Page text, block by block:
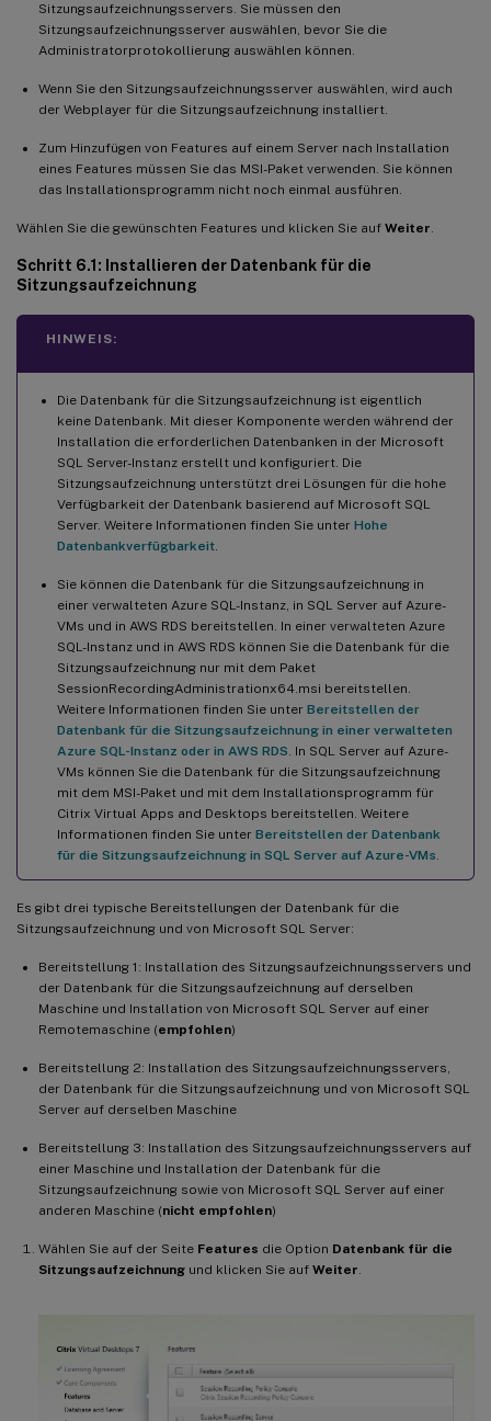
Sitzungsaufzeichnungsservers. Sie müssen den
Sitzungsaufzeichnungsserver auswählen, bevor Sie die
Administratorprotokollierung auswählen können.
Wenn Sie den Sitzungsaufzeichnungsserver auswählen, wird auch
der Webplayer für die Sitzungsaufzeichnung installiert.
Zum Hinzufügen von Features auf einem Server nach Installation
eines Features müssen Sie das MSI-Paket verwenden. Sie können
das Installationsprogramm nicht noch einmal ausführen.
Wählen Sie die gewünschten Features und klicken Sie auf Weiter
Schritt 6.1: Installieren der Datenbank für die
Sitzungsaufzeichnung
HINWEIS:
Die Datenbank für die Sitzungsaufzeichnung ist eigentlich
keine Datenbank. Mit dieser Komponente werden während der
Installation die erforderlichen Datenbanken in der Microsoft
SQL Server-Instanz erstellt und konfiguriert. Die
Sitzungsaufzeichnung unterstützt drei Lösungen für die hohe
Verfügbarkeit der Datenbank basierend auf Microsoft SQL
Server. Weitere Informationen finden Sie unter Hohe
Datenbankverfügbarkeit
Sie können die Datenbank für die Sitzungsaufzeichnung in
einer verwalteten Azure SQL-Instanz, in SQL Server auf Azure-
VMs und in AWS RDS bereitstellen. In einer verwalteten Azure
SQL-Instanz und in AWS RDS können Sie die Datenbank für die
Sitzungsaufzeichnung nur mit dem Paket
SessionRecordingAdministrationx64.msi bereitstellen.
Weitere Informationen finden Sie unter Bereitstellen der
Datenbank für die Sitzungsaufzeichnung in einer verwalteten
Azure SQL-Instanz oder in AWS RDS . In SQL Server auf Azure-
VMs können Sie die Datenbank für die Sitzungsaufzeichnung
mit dem MSI-Paket und mit dem Installationsprogramm für
Citrix Virtual Apps and Desktops bereitstellen. Weitere
Informationen finden Sie unter Bereitstellen der Datenbank
für die Sitzungsaufzeichnung in SQL Server auf Azure-VMs
Es gibt drei typische Bereitstellungen der Datenbank für die
Sitzungsaufzeichnung und von Microsoft SQL Server:
Bereitstellung 1: Installation des Sitzungsaufzeichnungsservers und
der Datenbank für die Sitzungsaufzeichnung auf derselben
Maschine und Installation von Microsoft SQL Server auf einer
Remotemaschine (empfohlen)
Bereitstellung 2: Installation des Sitzungsaufzeichnungsservers,
der Datenbank für die Sitzungsaufzeichnung und von Microsoft SQL
Server auf derselben Maschine
Bereitstellung 3: Installation des Sitzungsaufzeichnungsservers auf
einer Maschine und Installation der Datenbank für die
Sitzungsaufzeichnung sowie von Microsoft SQL Server auf einer
anderen Maschine (nicht empfohlen)
Wählen Sie auf der Seite Features die Option Datenbank für die
Sitzungsaufzeichnung und klicken Sie auf Weiter